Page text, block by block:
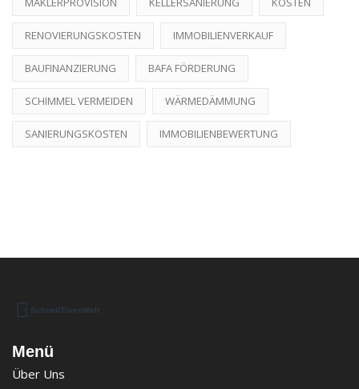
RENOVIERUNGSKOSTEN IMMOBILIENVERKAUF
BAUFINANZIERUNG BAFA FÖRDERUNG
SCHIMMEL VERMEIDEN WÄRMEDÄMMUNG
SANIERUNGSKOSTEN IMMOBILIENBEWERTUNG
Menü
Über Uns